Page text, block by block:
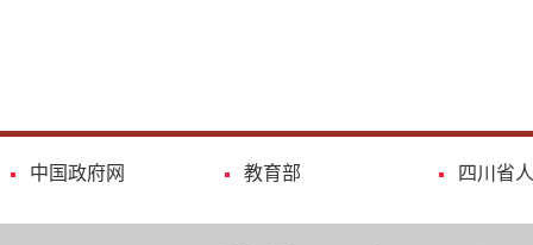
中国政府网 教育部 四川省